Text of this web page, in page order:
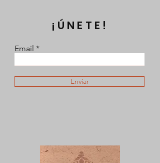
¡ÚNETE!
Email
Enviar